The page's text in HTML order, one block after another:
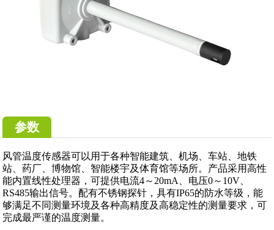
参数
风管温度传感器可以用于各种智能建筑、机场、车站、地铁
站、药厂、博物馆、智能楼宇及体育馆等场所。产品采用高性
能内置线性处理器，可提供电流4～20mA、电压0～10V、
RS485输出信号。配有不锈钢探针，具有IP65的防水等级，能
够满足不同测量环境及各种高精度及高稳定性的测量要求，可
完成最严谨的温度测量。